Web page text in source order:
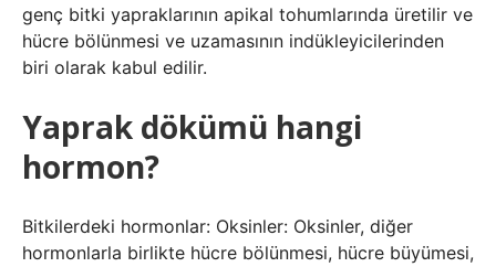
genç bitki yapraklarının apikal tohumlarında üretilir ve
hücre bölünmesi ve uzamasının indükleyicilerinden
biri olarak kabul edilir.
Yaprak dökümü hangi
hormon?
Bitkilerdeki hormonlar: Oksinler: Oksinler, diğer
hormonlarla birlikte hücre bölünmesi, hücre büyümesi,